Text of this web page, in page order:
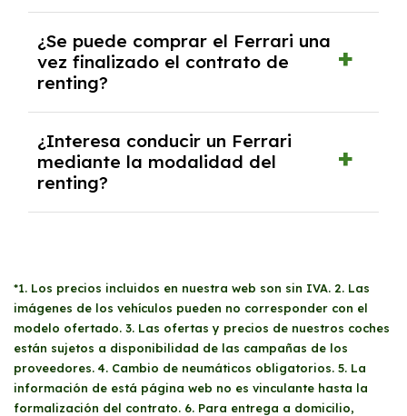
mejores ofertas de vehículos de renting con
todos los gastos incluidos y sin pagar
entradas.
¿Se puede comprar el Ferrari una
vez finalizado el contrato de
renting?
renting se puede adquirir el coche. En este
caso tendrán que analizar los años, la
cantidad de kilómetros recorridos y el coste
del mercado actual.
¿Interesa conducir un Ferrari
mediante la modalidad del
renting?
gusta cambiar de coche cada pocos años.
*1. Los precios incluidos en nuestra web son sin IVA. 2. Las
imágenes de los vehículos pueden no corresponder con el
modelo ofertado. 3. Las ofertas y precios de nuestros coches
están sujetos a disponibilidad de las campañas de los
proveedores. 4. Cambio de neumáticos obligatorios. 5. La
información de está página web no es vinculante hasta la
formalización del contrato. 6. Para entrega a domicilio,